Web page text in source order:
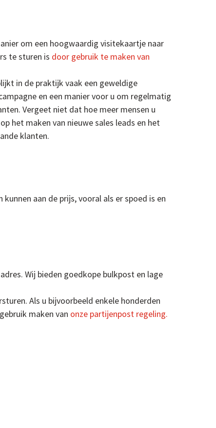
om een hoogwaardig visitekaartje naar
te sturen is door gebruik te maken van
in de praktijk vaak een geweldige
en een manier voor u om regelmatig
Vergeet niet dat hoe meer mensen u
het maken van nieuwe sales leads en het
klanten.
aan de prijs, vooral als er spoed is en
Wij bieden goedkope bulkpost en lage
Als u bijvoorbeeld enkele honderden
maken van onze partijenpost regeling.